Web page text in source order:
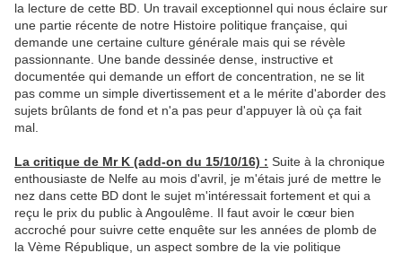
la lecture de cette BD. Un travail exceptionnel qui nous éclaire sur
une partie récente de notre Histoire politique française, qui
demande une certaine culture générale mais qui se révèle
passionnante. Une bande dessinée dense, instructive et
documentée qui demande un effort de concentration, ne se lit
pas comme un simple divertissement et a le mérite d'aborder des
sujets brûlants de fond et n'a pas peur d'appuyer là où ça fait
mal.
La critique de Mr K (add-on du 15/10/16) : Suite à la chronique
enthousiaste de Nelfe au mois d'avril, je m'étais juré de mettre le
nez dans cette BD dont le sujet m'intéressait fortement et qui a
reçu le prix du public à Angoulême. Il faut avoir le cœur bien
accroché pour suivre cette enquête sur les années de plomb de
la Vème République, un aspect sombre de la vie politique